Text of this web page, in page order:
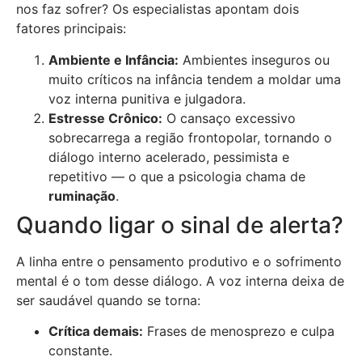
nos faz sofrer? Os especialistas apontam dois
fatores principais:
Ambiente e Infância: Ambientes inseguros ou
muito críticos na infância tendem a moldar uma
voz interna punitiva e julgadora.
Estresse Crônico: O cansaço excessivo
sobrecarrega a região frontopolar, tornando o
diálogo interno acelerado, pessimista e
repetitivo — o que a psicologia chama de
ruminação.
Quando ligar o sinal de alerta?
A linha entre o pensamento produtivo e o sofrimento
mental é o tom desse diálogo. A voz interna deixa de
ser saudável quando se torna:
Crítica demais: Frases de menosprezo e culpa
constante.